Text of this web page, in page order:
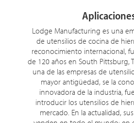
Lodge Manufacturing es una
de utensilios de cocina de
reconocimiento internacional,
de 120 años en South Pittsburg,
una de las empresas de
mayor antigüedad, se la
innovadora de la industria,
introducir los utensilios de
mercado. En la actualidad,